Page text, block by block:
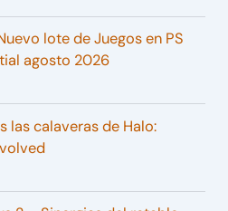
lote de Juegos en PS
agosto 2026
las calaveras de Halo: